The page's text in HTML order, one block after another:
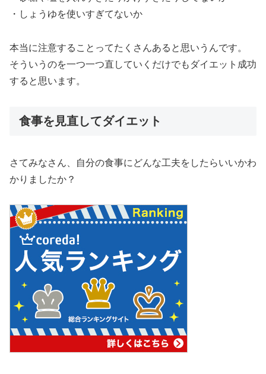
・しょうゆを使いすぎてないか
本当に注意することってたくさんあると思いうんです。
そういうのを一つ一つ直していくだけでもダイエット成功
すると思います。
食事を見直してダイエット
さてみなさん、自分の食事にどんな工夫をしたらいいかわ
かりましたか？